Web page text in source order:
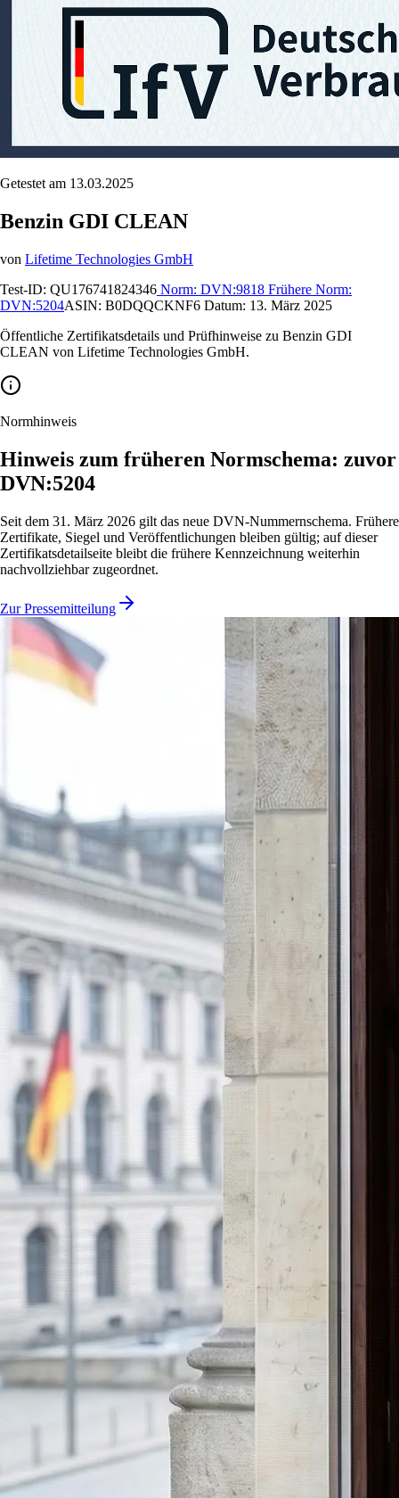
Getestet am 13.03.2025
Benzin GDI CLEAN
von Lifetime Technologies GmbH
Test-ID: QU176741824346 Norm: DVN:9818 Frühere Norm:
DVN:5204ASIN: B0DQQCKNF6 Datum: 13. März 2025
Öffentliche Zertifikatsdetails und Prüfhinweise zu Benzin GDI
CLEAN von Lifetime Technologies GmbH.
Normhinweis
Hinweis zum früheren Normschema: zuvor
DVN:5204
Seit dem 31. März 2026 gilt das neue DVN-Nummernschema. Frühere
Zertifikate, Siegel und Veröffentlichungen bleiben gültig; auf dieser
Zertifikatsdetailseite bleibt die frühere Kennzeichnung weiterhin
nachvollziehbar zugeordnet.
Zur Pressemitteilung